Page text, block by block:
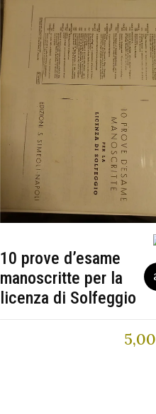
10 prove d’esame
manoscritte per la
licenza di Solfeggio
5,00